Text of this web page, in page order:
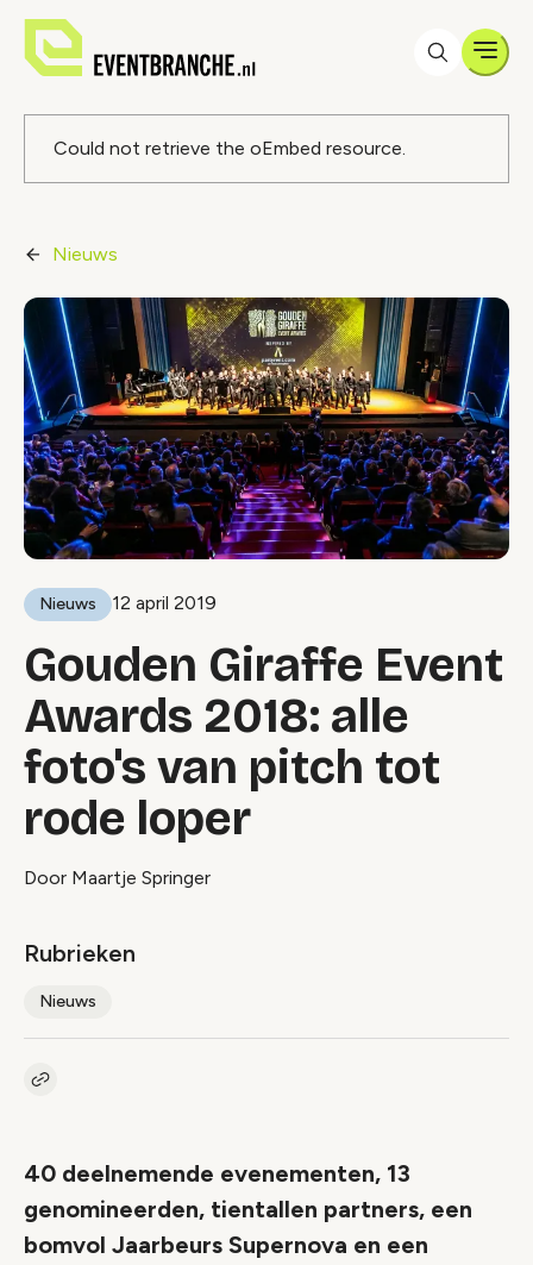
Foutmelding
Could not retrieve the oEmbed resource.
Nieuws
Nieuws 12 april 2019
Gouden Giraffe Event
Awards 2018: alle
foto's van pitch tot
rode loper
Door Maartje Springer
Rubrieken
Nieuws
Kopieer link naar artikel
40 deelnemende evenementen, 13
genomineerden, tientallen partners, een
bomvol Jaarbeurs Supernova en een